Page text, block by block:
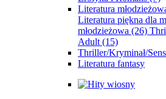
Literatura
Literatura piękna dla
młodzieżowa (26)
Adult (15)
Thriller/Kryminał/
Literatura fantasy